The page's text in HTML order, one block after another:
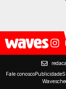
Fale conoscoPublicidade